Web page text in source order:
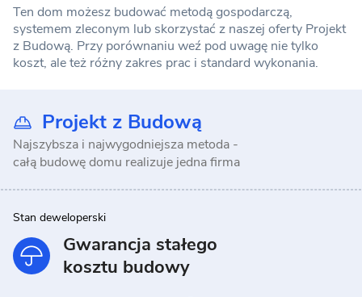
Ten dom możesz budować metodą gospodarczą,
systemem zleconym lub skorzystać z naszej oferty Projekt
z Budową. Przy porównaniu weź pod uwagę nie tylko
koszt, ale też różny zakres prac i standard wykonania.
Projekt z Budową
Najszybsza i najwygodniejsza metoda -
całą budowę domu realizuje jedna firma
Stan deweloperski
Gwarancja stałego
kosztu budowy